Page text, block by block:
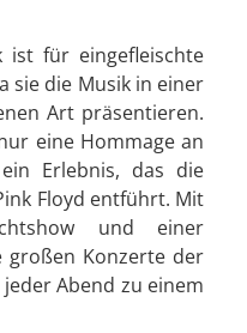
ist für eingefleischte
sie die Musik in einer
Art präsentieren.
eine Hommage an
Erlebnis, das die
Floyd entführt. Mit
und einer
großen Konzerte der
Abend zu einem